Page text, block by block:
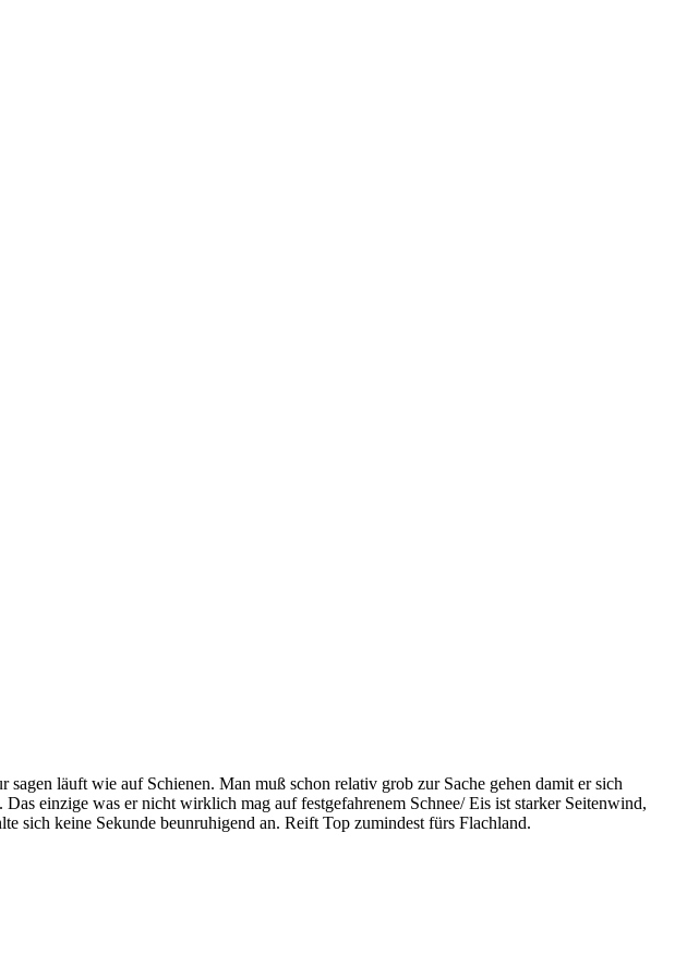
läuft wie auf Schienen. Man muß schon relativ grob zur Sache gehen damit er sich
einzige was er nicht wirklich mag auf festgefahrenem Schnee/ Eis ist starker Seitenwind,
sich keine Sekunde beunruhigend an. Reift Top zumindest fürs Flachland.